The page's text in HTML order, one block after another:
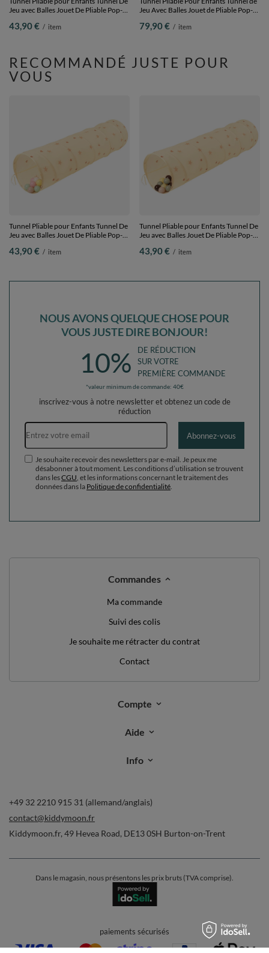
Jeu avec Balles Jouet De Pliable Pop-
L'intérieur Et À L'extérieur, beige clair:
43,90 € / item
Jeu Avec Balles Jouet de Pliable Pop-
L'Intérieur Et À L'Extérieur,
79,90 € / item
RECOMMANDÉ JUSTE POUR
VOUS
Tunnel Pliable pour Enfants Tunnel De
Jeu avec Balles Jouet De Pliable Pop-
L'intérieur Et À L'extérieur, beige clair:
Balles
43,90 € / item
Tunnel Pliable pour Enfants Tunnel De
Jeu avec Balles Jouet De Pliable Pop-
L'intérieur Et À L'extérieur, beige clair:
43,90 € / item
NOUS AVONS QUELQUE CHOSE POUR
VOUS JUSTE DIRE BONJOUR!
10%
DE RÉDUCTION
SUR VOTRE
PREMIÈRE COMMANDE
*valeur minimum de commande: 40€
inscrivez-vous à notre newsletter et obtenez un code de
réduction
Adresse e-mail
Abonnez-vous
Je souhaite recevoir des newsletters par e-mail. Je peux me
désabonner à tout moment. Les conditions d’utilisation se trouvent
dans lesCGU , et les informations concernant le traitement des
données dans la Politique de confidentialité
Commandes
Ma commande
Suivi des colis
Je souhaite me rétracter du contrat
Contact
Compte
Aide
Info
+49 32 2210 915 31 (allemand/anglais)
contact@kiddymoon.fr
Kiddymoon.fr, 49 Hevea Road, DE13 0SH Burton-on-Trent
Dans le magasin, nous présentons les prix bruts (TVA comprise).
paiements sécurisés